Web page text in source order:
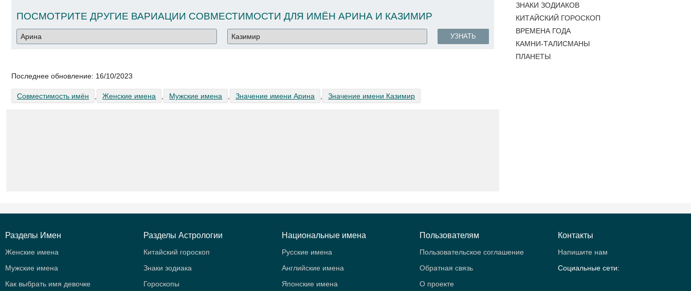
ПОСМОТРИТЕ ДРУГИЕ ВАРИАЦИИ СОВМЕСТИМОСТИ ДЛЯ ИМЁН АРИНА И КАЗИМИР
УЗНАТЬ
Последнее обновление: 16/10/2023
Совместимость имён Женские имена Мужские имена Значение имени Арина Значение имени Казимир
ЗНАКИ ЗОДИАКОВ
КИТАЙСКИЙ ГОРОСКОП
ВРЕМЕНА ГОДА
КАМНИ-ТАЛИСМАНЫ
ПЛАНЕТЫ
Разделы Имен
Женские имена
Мужские имена
Как выбрать имя девочке
Разделы Астрологии
Китайский гороскоп
Знаки зодиака
Гороскопы
Национальные имена
Русские имена
Английские имена
Японские имена
Пользователям
Пользовательское соглашение
Обратная связь
О проекте
Контакты
Напишите нам
Социальные сети: